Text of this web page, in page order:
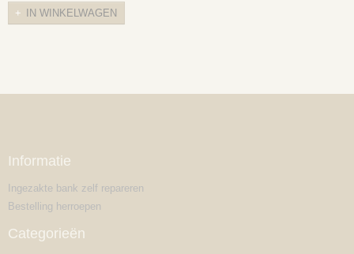
IN WINKELWAGEN
Informatie
Ingezakte bank zelf repareren
Bestelling herroepen
Categorieën